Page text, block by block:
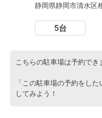
静岡県静岡市清水区
5台
こちらの駐車場は予約でき
「この駐車場の予約をし
してみよう！